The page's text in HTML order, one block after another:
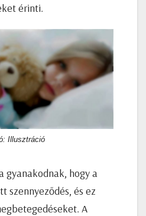
érinti.
Illusztráció
gyanakodnak, hogy a
szennyeződés, és ez
A